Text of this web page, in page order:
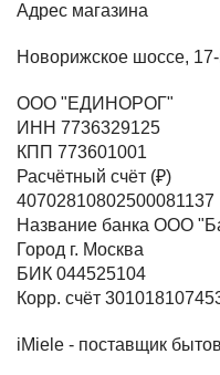
Адрес магазина
Новорижское шоссе,
ООО "ЕДИНОРОГ"
ИНН 7736329125
КПП 773601001
Расчётный счёт (₽)
40702810802500081137
Название банка ООО
Город г. Москва
БИК 044525104
Корр. счёт
iMiele - поставщик